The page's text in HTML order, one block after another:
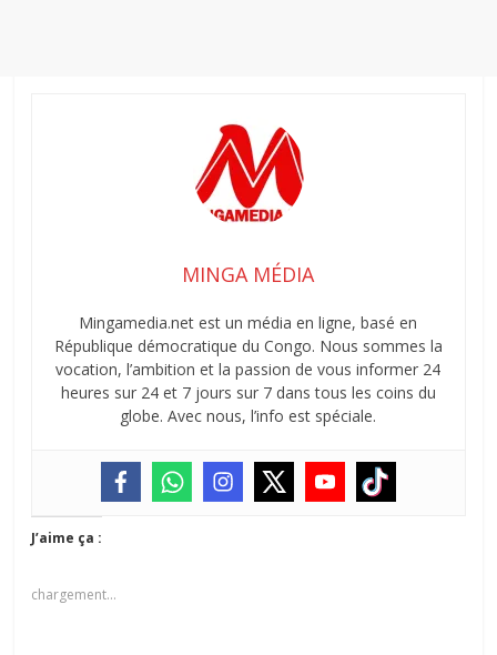
MINGA MÉDIA
Mingamedia.net est un média en ligne, basé en
République démocratique du Congo. Nous sommes la
vocation, l’ambition et la passion de vous informer 24
heures sur 24 et 7 jours sur 7 dans tous les coins du
globe. Avec nous, l’info est spéciale.
J’aime ça :
chargement…